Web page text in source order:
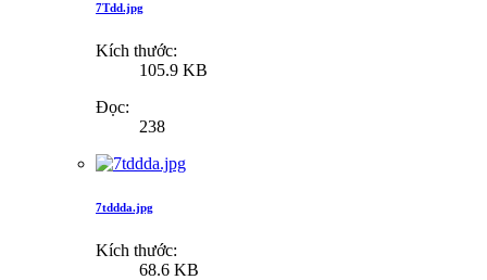
7Tdd.jpg
Kích thước:
105.9 KB
Đọc:
238
7tddda.jpg
Kích thước:
68.6 KB